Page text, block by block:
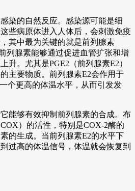
染的自然反应。感染源可能是细
些病原体进入人体后，会刺激免疫
其中最为关键的就是前列腺素
前列腺素能够通过促进血管扩张和增
升。尤其是PGE2（前列腺素E2）
主要物质。前列腺素E2会作用于
个更高的体温水平，从而引发发
能够有效抑制前列腺素的合成。布
）的活性，特别是COX-2酶的
的生成。当前列腺素E2的水平下
过高的体温信号，体温就会恢复到